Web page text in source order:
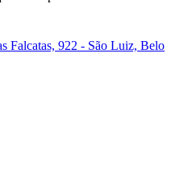
Falcatas, 922 - São Luiz, Belo